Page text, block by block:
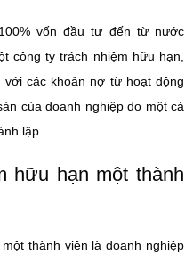
vốn đầu tư đến từ nước
công ty trách nhiệm hữu hạn,
các khoản nợ từ hoạt động
của doanh nghiệp do một cá
lập.
hữu hạn một thành
thành viên là doanh nghiệp